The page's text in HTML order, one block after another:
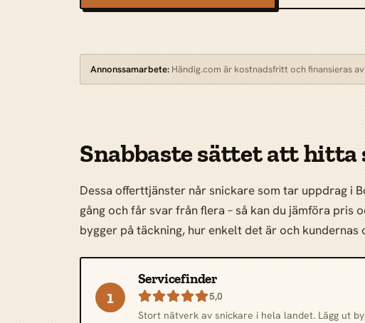
Annonssamarbete: Händig.com är kostnadsfritt och finansieras
Snabbaste sättet att hitta
Dessa offerttjänster når snickare som tar uppdrag i
gång och får svar från flera – så kan du jämföra pris
bygger på täckning, hur enkelt det är och kundernas
1
Servicefinder
5,0
Stort nätverk av snickare i hela landet. Lägg ut